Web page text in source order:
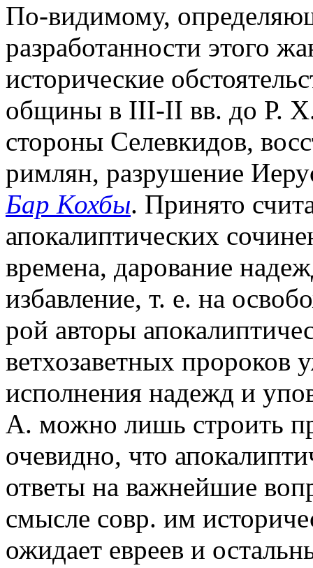
По-видимому,
разработанности этого
исторические
общины в III-II вв. до Р.
стороны Селевкидов,
римлян, разрушение
Бар Кохбы. Принято
апокалиптических
времена, дарование
избавление, т. е. на
рой авторы
ветхозаветных пророков
исполнения надежд и
А. можно лишь строить
очевидно, что
ответы на важнейшие
смысле совр. им
ожидает евреев и